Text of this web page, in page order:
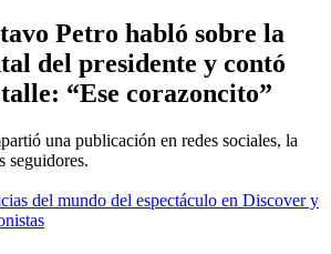
Petro habló sobre la
del presidente y contó
“Ese corazoncito”
una publicación en redes sociales, la
seguidores.
del mundo del espectáculo en Discover y